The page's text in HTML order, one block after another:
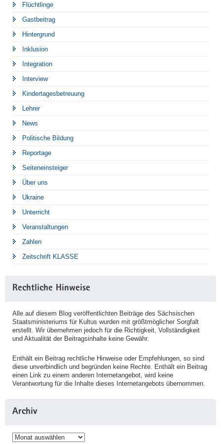
Flüchtlinge
Gastbeitrag
Hintergrund
Inklusion
Integration
Interview
Kindertagesbetreuung
Lehrer
News
Politische Bildung
Reportage
Seiteneinsteiger
Über uns
Ukraine
Unterricht
Veranstaltungen
Zahlen
Zeitschrift KLASSE
Rechtliche Hinweise
Alle auf diesem Blog veröffentlichten Beiträge des Sächsischen
Staatsministeriums für Kultus wurden mit größtmöglicher Sorgfalt
erstellt. Wir übernehmen jedoch für die Richtigkeit, Vollständigkeit
und Aktualität der Beitragsinhalte keine Gewähr.
Enthält ein Beitrag rechtliche Hinweise oder Empfehlungen, so sind
diese unverbindlich und begründen keine Rechte. Enthält ein Beitrag
einen Link zu einem anderen Internetangebot, wird keine
Verantwortung für die Inhalte dieses Internetangebots übernommen.
Archiv
Archiv